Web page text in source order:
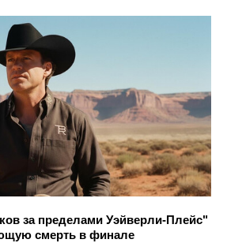
за пределами Уэйверли-Плейс"
смерть в финале